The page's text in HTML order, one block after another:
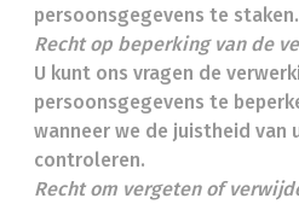
persoonsgegevens te staken.
Recht op beperking van de
U kunt ons vragen de
persoonsgegevens te
wanneer we de juistheid van
controleren.
Recht om vergeten of